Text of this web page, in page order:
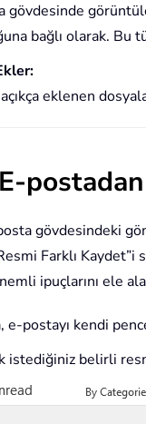
gövdesinde
bağlı olarak. Bu
eklenen
gövdesindeki
Farklı
ipuçlarını ele
e-postayı kendi
istediğiniz belirli